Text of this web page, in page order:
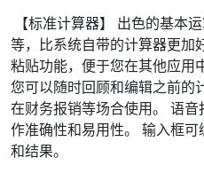
【标准计算器】 出色的基本
等，比系统自带的计算器更加
粘贴功能，便于您在其他应用
您可以随时回顾和编辑之前的
在财务报销等场合使用。 语
作准确性和易用性。 输入框
和结果。